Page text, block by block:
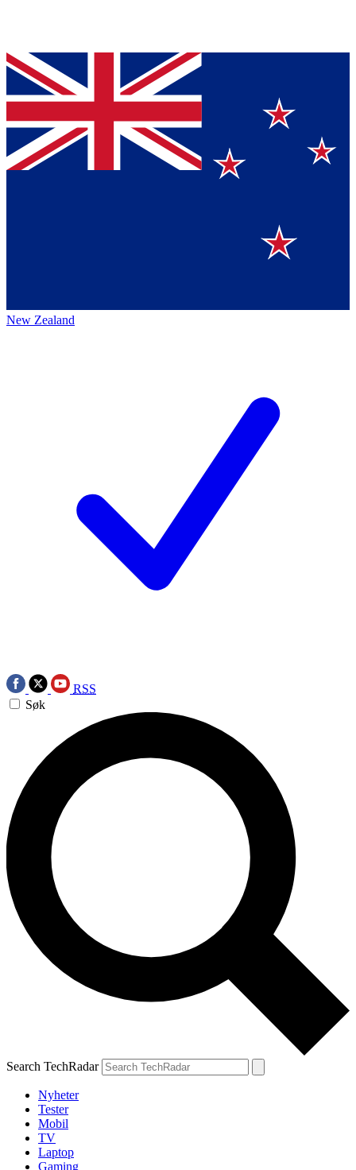
New Zealand
RSS
Søk
Search TechRadar
Nyheter
Tester
Mobil
TV
Laptop
Gaming